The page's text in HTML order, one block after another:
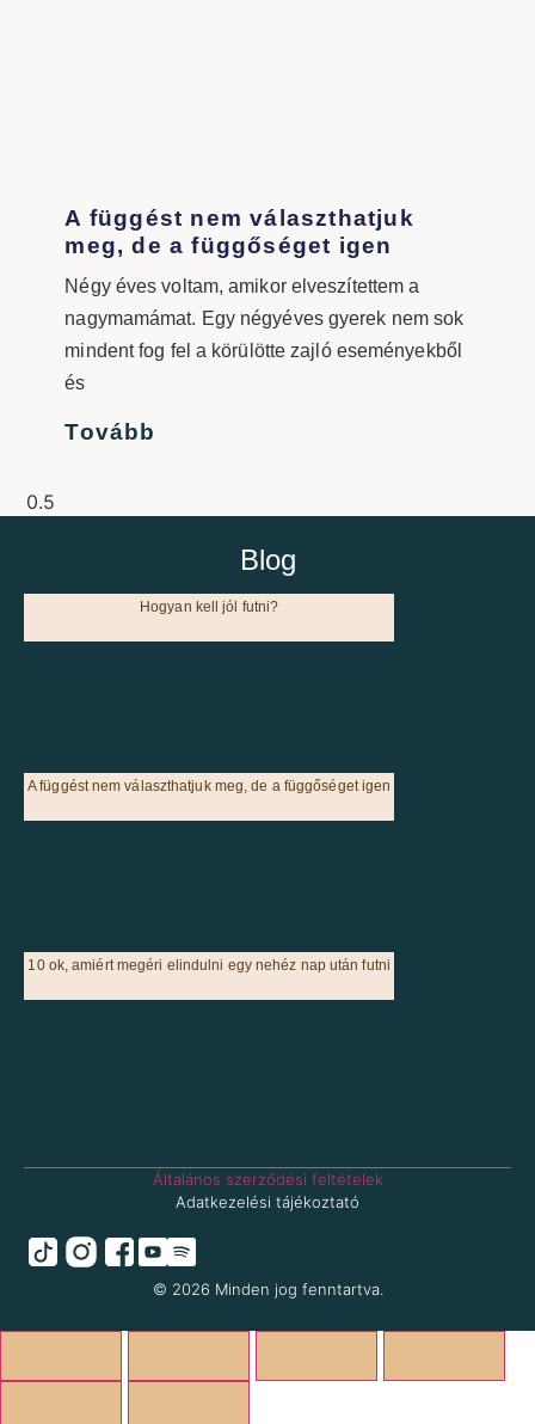
A függést nem választhatjuk
meg, de a függőséget igen
Négy éves voltam, amikor elveszítettem a
nagymamámat. Egy négyéves gyerek nem sok
mindent fog fel a körülötte zajló eseményekből
és
Tovább
Blog
Hogyan kell jól futni?
A függést nem választhatjuk meg, de a függőséget igen
10 ok, amiért megéri elindulni egy nehéz nap után futni
Általános szerződési feltételek
Adatkezelési tájékoztató
© 2026 Minden jog fenntartva.